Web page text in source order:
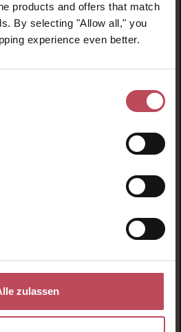
products and offers that match
By selecting "Allow all," you
experience even better.
zulassen
Beine werden nacheinander
am Boden
Kopf, Schultern und
Arme etwas abheben
oben ausstrecken (nur so weit,
der Matte bleibt)